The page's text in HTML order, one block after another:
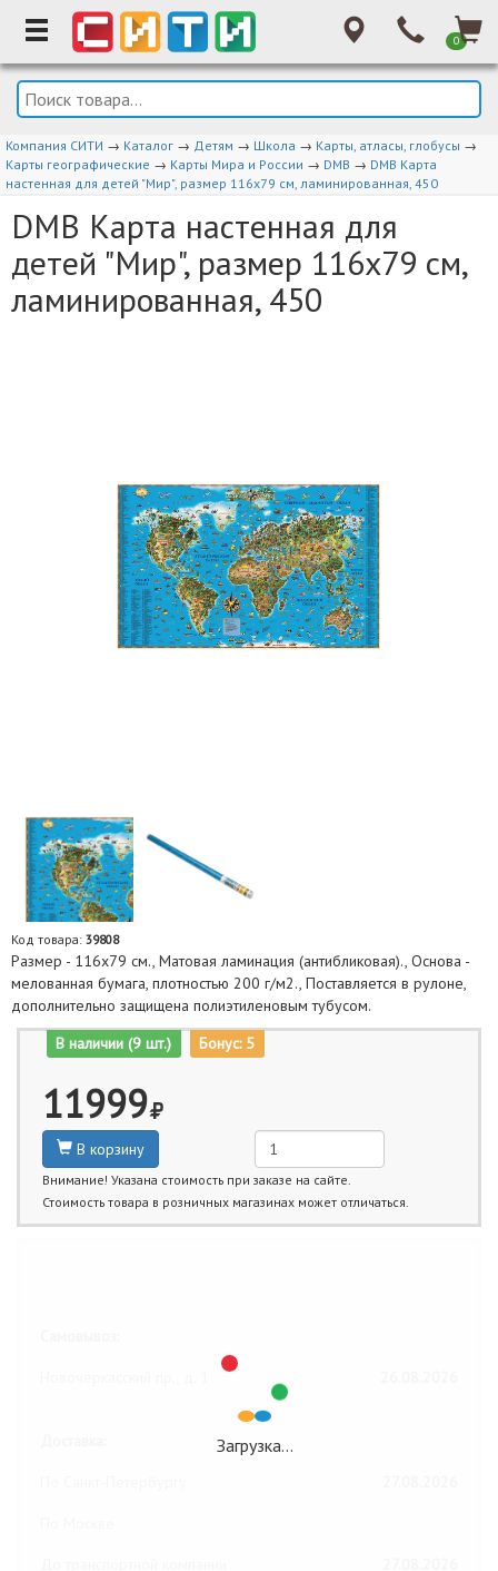
0
Компания СИТИ → Каталог → Детям → Школа → Карты, атласы, глобусы →
Карты географические → Карты Мира и России → DMB → DMB Карта
настенная для детей "Мир", размер 116х79 см, ламинированная, 450
DMB Карта настенная для
детей "Мир", размер 116х79 см,
ламинированная, 450
Код товара: 39808
Размер - 116х79 см., Матовая ламинация (антибликовая)., Основа -
мелованная бумага, плотностью 200 г/м2., Поставляется в рулоне,
дополнительно защищена полиэтиленовым тубусом.
В наличии (9 шт.)
Бонус: 5
11999
В корзину
Внимание! Указана стоимость при заказе на сайте.
Стоимость товара в розничных магазинах может отличаться.
Загрузка…